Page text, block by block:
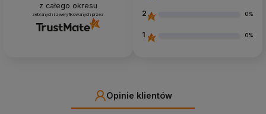
z całego okresu
zebranych i zweryfikowanych przez 2 0%
1 0%
Opinie klientów